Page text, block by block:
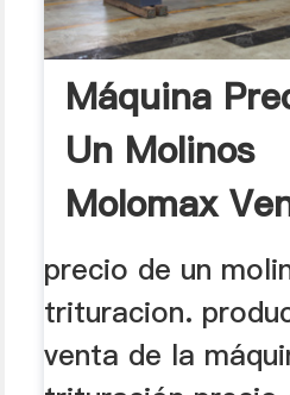
Máquina
Un Molinos
Molomax
precio de un
trituracion.
venta de la